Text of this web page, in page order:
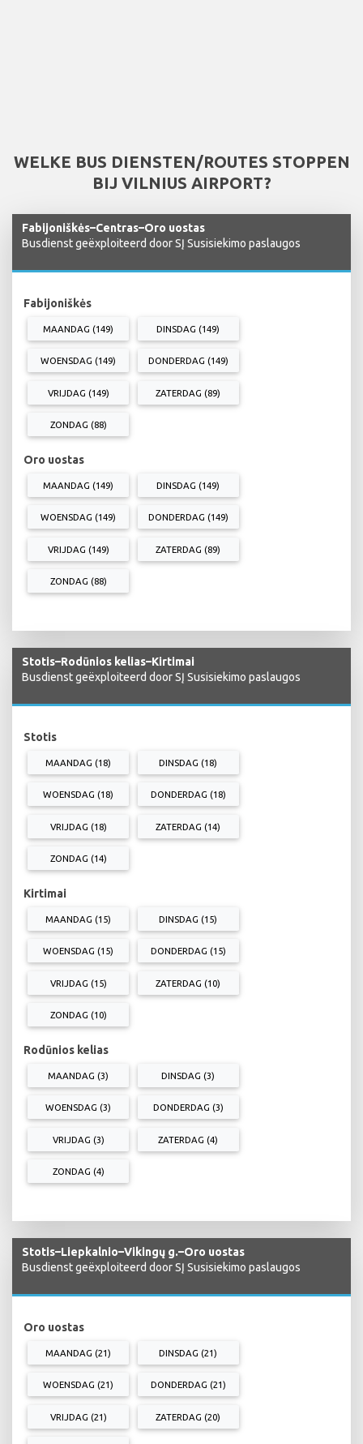
WELKE BUS DIENSTEN/ROUTES STOPPEN
BIJ VILNIUS AIRPORT?
Fabijoniškės–Centras–Oro uostas
Busdienst geëxploiteerd door SĮ Susisiekimo paslaugos
Fabijoniškės
MAANDAG (149) DINSDAG (149)
WOENSDAG (149) DONDERDAG (149)
VRIJDAG (149) ZATERDAG (89)
ZONDAG (88)
Oro uostas
MAANDAG (149) DINSDAG (149)
WOENSDAG (149) DONDERDAG (149)
VRIJDAG (149) ZATERDAG (89)
ZONDAG (88)
Stotis–Rodūnios kelias–Kirtimai
Busdienst geëxploiteerd door SĮ Susisiekimo paslaugos
Stotis
MAANDAG (18) DINSDAG (18)
WOENSDAG (18) DONDERDAG (18)
VRIJDAG (18) ZATERDAG (14)
ZONDAG (14)
Kirtimai
MAANDAG (15) DINSDAG (15)
WOENSDAG (15) DONDERDAG (15)
VRIJDAG (15) ZATERDAG (10)
ZONDAG (10)
Rodūnios kelias
MAANDAG (3) DINSDAG (3)
WOENSDAG (3) DONDERDAG (3)
VRIJDAG (3) ZATERDAG (4)
ZONDAG (4)
Stotis–Liepkalnio–Vikingų g.–Oro uostas
Busdienst geëxploiteerd door SĮ Susisiekimo paslaugos
Oro uostas
MAANDAG (21) DINSDAG (21)
WOENSDAG (21) DONDERDAG (21)
VRIJDAG (21) ZATERDAG (20)